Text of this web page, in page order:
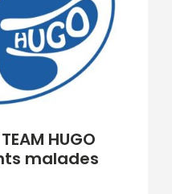
HUGO
malades